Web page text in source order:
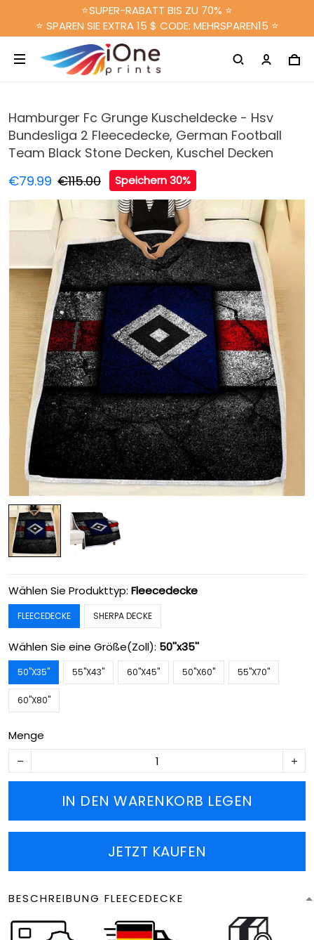
⭐SUPER-RABATT BIS ZU 70% ⭐
⭐ SPAREN SIE EXTRA 15 $ CODE: MEHRSPAREN15 ⭐
Hamburger Fc Grunge Kuscheldecke - Hsv
Bundesliga 2 Fleecedecke, German Football
Team Black Stone Decken, Kuschel Decken
€79.99 €115.00 Speichern 30%
Wählen Sie Produkttyp: Fleecedecke
FLEECEDECKE SHERPA DECKE
Wählen Sie eine Größe(Zoll): 50''x35''
50''X35'' 55''X43'' 60''X45'' 50''X60'' 55''X70''
60''X80''
Menge
IN DEN WARENKORB LEGEN
JETZT KAUFEN
BESCHREIBUNG FLEECEDECKE